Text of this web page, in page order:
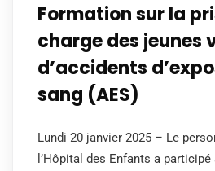
Formation sur la
charge des jeunes
d’accidents
sang (AES)
Lundi 20 janvier 2025 – Le
l’Hôpital des Enfants a